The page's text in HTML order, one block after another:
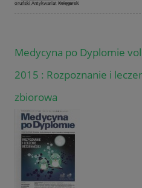
Medycyna po Dyplomie
2015 : Rozpoznanie i
zbiorowa